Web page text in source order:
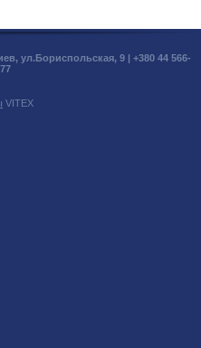
ул.Бориспольская, 9 | +380 44 566-
VITEX